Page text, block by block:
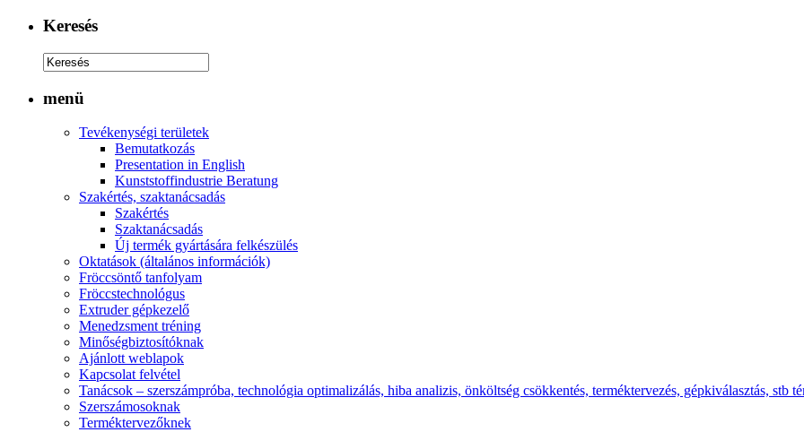
Keresés
menü
Tevékenységi területek
Bemutatkozás
Presentation in English
Kunststoffindustrie Beratung
Szakértés, szaktanácsadás
Szakértés
Szaktanácsadás
Új termék gyártására felkészülés
Oktatások (általános információk)
Fröccsöntő tanfolyam
Fröccstechnológus
Extruder gépkezelő
Menedzsment tréning
Minőségbiztosítóknak
Ajánlott weblapok
Kapcsolat felvétel
Tanácsok – szerszámpróba, technológia optimalizálás, hiba analizis, önköltség csökkentés, terméktervezés, gépkiválasztás, stb
Szerszámosoknak
Terméktervezőknek